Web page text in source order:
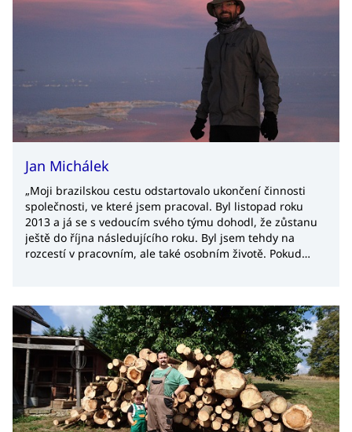
Jan Michálek
„Moji brazilskou cestu odstartovalo ukončení činnosti
společnosti, ve které jsem pracoval. Byl listopad roku
2013 a já se s vedoucím svého týmu dohodl, že zůstanu
ještě do října následujícího roku. Byl jsem tehdy na
rozcestí v pracovním, ale také osobním životě. Pokud